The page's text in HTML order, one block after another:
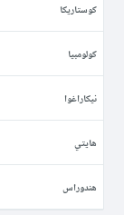
كوستاريكا
كولومبيا
نيكاراغوا
ھايتي
ھندوراس